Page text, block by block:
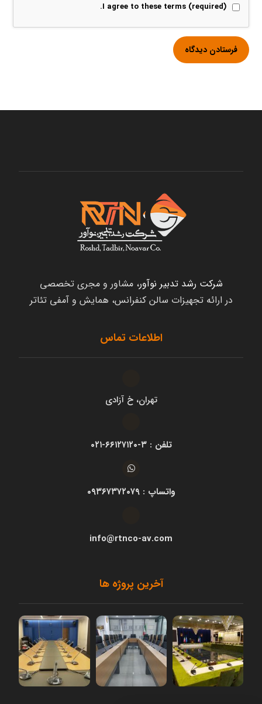
I agree to these terms (required).
شرکت رشد تدبیر نوآور، مشاور و مجری تخصصی
در ارائه تجهیزات سالن کنفرانس، همایش و آمفی تئاتر
اطلاعات تماس
تهران، خ آزادی
تلفن : ۳-۶۶۱۲۷۱۲۰-۰۲۱
واتساپ : ۰۹۳۶۷۳۷۲۰۷۹
info@rtnco-av.com
آخرین پروژه ها